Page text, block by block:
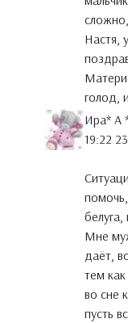
Настя,
голод,
Ира* А
19:22
Мне
даёт,
тем
во сне
пусть